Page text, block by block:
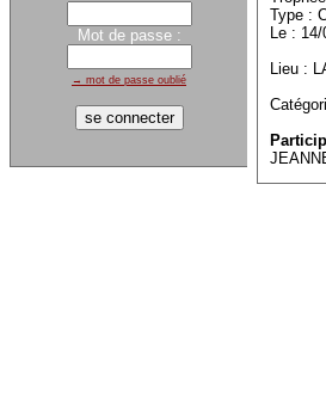
Mot de passe :
→ mot de passe oublié
Type :
Le :
Lieu :